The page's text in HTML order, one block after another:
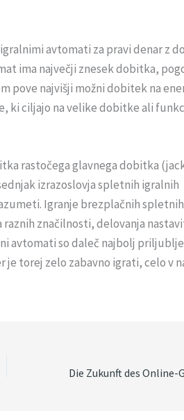
avtomati za pravi denar z
ima največji znesek dobitka,
pove najvišji možni dobitek na
ki ciljajo na velike dobitke ali
rastočega glavnega dobitka
izrazoslovja spletnih igralnih
Igranje brezplačnih
značilnosti, delovanja
avtomati so daleč najbolj
torej zelo zabavno igrati, celo v